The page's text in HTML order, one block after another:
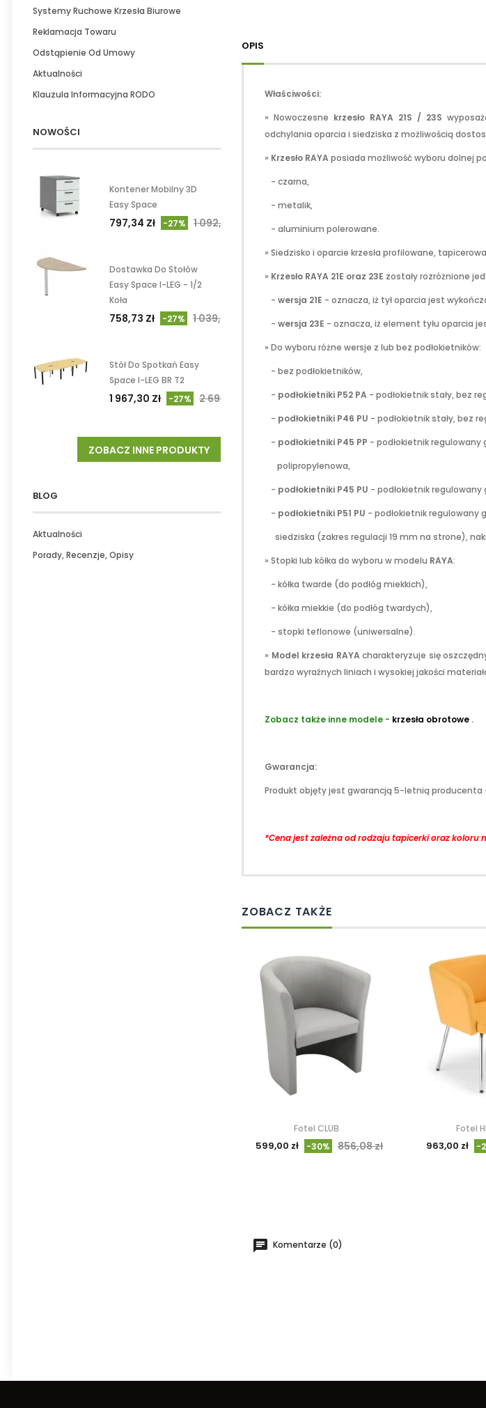
Systemy Ruchowe Krzesła Biurowe
Reklamacja Towaru
Odstąpienie Od Umowy
Aktualności
Klauzula Informacyjna RODO
NOWOŚCI
Kontener Mobilny 3D
Easy Space
797,34 Zł -27% 1 092,24 Zł
Dostawka Do Stołów
Easy Space I-LEG - 1/2
Koła
758,73 Zł -27% 1 039,35 Zł
Stół Do Spotkań Easy
Space I-LEG BR T2
1 967,30 Zł -27% 2 694,93 Zł
ZOBACZ INNE PRODUKTY
BLOG
Aktualności
Porady, Recenzje, Opisy
OPIS
Właściwości:
» Nowoczesne krzesło RAYA 21S / 23S
odchylania oparcia i siedziska z możliwością
» Krzesło RAYA posiada możliwość wyboru dolnej
- czarna,
- metalik,
- aluminium polerowane.
» Siedzisko i oparcie krzesła profilowane,
» Krzesło RAYA 21E oraz 23E zostały rozróżnione
- wersja 21E - oznacza, iż tył oparcia jest
- wersja 23E - oznacza, iż element tyłu oparcia
» Do wyboru różne wersje z lub bez podłokietników:
- bez podłokietników,
- podłokietniki P52 PA - podłokietnik stały, bez
- podłokietniki P46 PU - podłokietnik stały, bez
- podłokietniki P45 PP - podłokietnik regulowany
polipropylenowa,
- podłokietniki P45 PU - podłokietnik
- podłokietniki P51 PU - podłokietnik regulowany
siedziska (zakres regulacji 19 mm na strone),
» Stopki lub kółka do wyboru w modelu RAYA:
- kółka twarde (do podłóg miekkich),
- kółka miekkie (do podłóg twardych),
- stopki teflonowe (uniwersalne).
» Model krzesła RAYA charakteryzuje się
bardzo wyraźnych liniach i wysokiej jakości
Zobacz także inne modele - krzesła obrotowe .
Gwarancja:
Produkt objęty jest gwarancją 5-letnią producenta
*Cena jest zależna od rodzaju tapicerki oraz koloru
ZOBACZ TAKŻE
Fotel CLUB
599,00 zł -30% 856,08 zł
Fotel
963,00 zł -
Komentarze (0)